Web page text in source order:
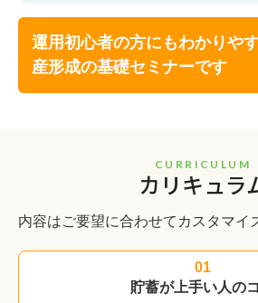
運用初心者の方にもわかりや
産形成の基礎セミナーです
CURRICULUM
カリキュラ
内容はご要望に合わせてカスタマイ
01
貯蓄が上手い人の